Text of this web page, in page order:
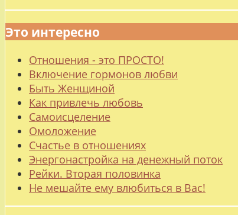
Это интересно
Отношения - это ПРОСТО!
Включение гормонов любви
Быть Женщиной
Как привлечь любовь
Самоисцеление
Омоложение
Счастье в отношениях
Энергонастройка на денежный поток
Рейки. Вторая половинка
Не мешайте ему влюбиться в Вас!